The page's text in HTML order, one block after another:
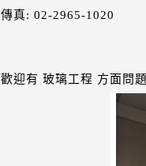
傳真: 02-2965-1020
歡迎有 玻璃工程 方面問